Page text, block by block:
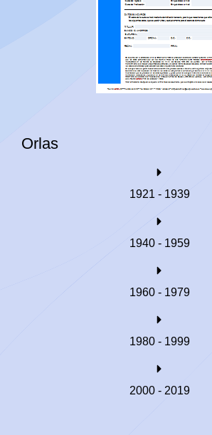
Orlas
1921 - 1939
1940 - 1959
1960 - 1979
1980 - 1999
2000 - 2019